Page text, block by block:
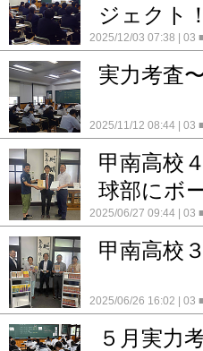
ジェクト！
2025/12/03 07:38 03
実力考査
2025/11/12 08:44 03
甲南高校
球部にボ
2025/06/27 09:44 03
甲南高校
2025/06/26 16:02 03
５月実力